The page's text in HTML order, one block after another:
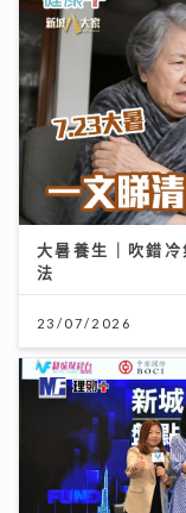
大暑養生｜吹錯
法
23/07/2026